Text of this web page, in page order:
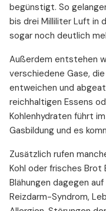
begünstigt. So
bis drei Milliliter Luft in
sogar noch deutlich
Außerdem entstehen
verschiedene Gase,
entweichen und
reichhaltigen Essens
Kohlenhydraten führt
Gasbildung und es
Zusätzlich rufen
Kohl oder frisches Brot
Blähungen dagegen
Reizdarm-Syndrom,